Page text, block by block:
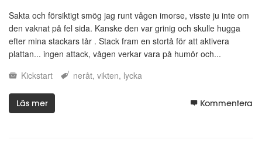
Sakta och försiktigt smög jag runt vågen imorse, visste ju inte om
den vaknat på fel sida. Kanske den var grinig och skulle hugga
efter mina stackars tår . Stack fram en stortå för att aktivera
plattan... ingen attack, vågen verkar vara på humör och...
Kickstart
neråt vikten lycka
Läs mer Kommentera